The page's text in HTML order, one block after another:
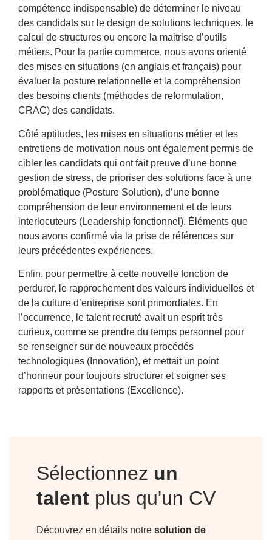
compétence indispensable) de déterminer le niveau
des candidats sur le design de solutions techniques, le
calcul de structures ou encore la maitrise d’outils
métiers. Pour la partie commerce, nous avons orienté
des mises en situations (en anglais et français) pour
évaluer la posture relationnelle et la compréhension
des besoins clients (méthodes de reformulation,
CRAC) des candidats.
Côté aptitudes, les mises en situations métier et les
entretiens de motivation nous ont également permis de
cibler les candidats qui ont fait preuve d’une bonne
gestion de stress, de prioriser des solutions face à une
problématique (Posture Solution), d’une bonne
compréhension de leur environnement et de leurs
interlocuteurs (Leadership fonctionnel ). Éléments que
nous avons confirmé via la prise de références sur
leurs précédentes expériences.
Enfin, pour permettre à cette nouvelle fonction de
perdurer, le rapprochement des valeurs individuelles et
de la culture d’entreprise sont primordiales. En
l’occurrence, le talent recruté avait un esprit très
curieux, comme se prendre du temps personnel pour
se renseigner sur de nouveaux procédés
technologiques ( Innovation), et mettait un point
d’honneur pour toujours structurer et soigner ses
rapports et présentations (Excellence).
Sélectionnez un
talent plus qu'un CV
Découvrez en détails notre solution de